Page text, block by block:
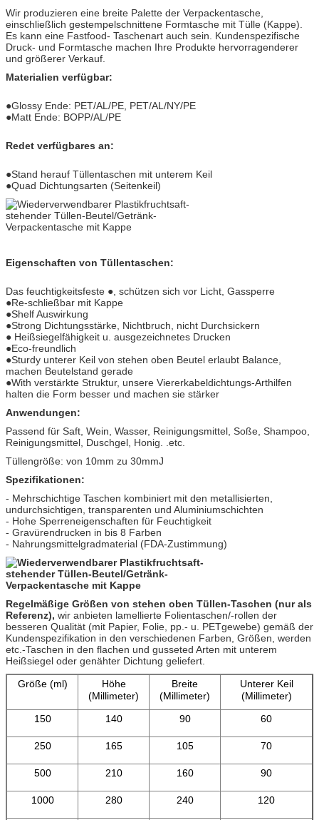
Wir produzieren eine breite Palette der Verpackentasche,
einschließlich gestempelschnittene Formtasche mit Tülle (Kappe).
Es kann eine Fastfood- Taschenart auch sein. Kundenspezifische
Druck- und Formtasche machen Ihre Produkte hervorragenderer
und größerer Verkauf.
Materialien verfügbar:
●Glossy Ende: PET/AL/PE, PET/AL/NY/PE
●Matt Ende: BOPP/AL/PE
Redet verfügbares an:
●Stand herauf Tüllentaschen mit unterem Keil
●Quad Dichtungsarten (Seitenkeil)
Eigenschaften von Tüllentaschen:
Das feuchtigkeitsfeste ●, schützen sich vor Licht, Gassperre
●Re-schließbar mit Kappe
●Shelf Auswirkung
●Strong Dichtungsstärke, Nichtbruch, nicht Durchsickern
● Heißsiegelfähigkeit u. ausgezeichnetes Drucken
●Eco-freundlich
●Sturdy unterer Keil von stehen oben Beutel erlaubt Balance,
machen Beutelstand gerade
●With verstärkte Struktur, unsere Viererkabeldichtungs-Arthilfen
halten die Form besser und machen sie stärker
Anwendungen:
Passend für Saft, Wein, Wasser, Reinigungsmittel, Soße, Shampoo,
Reinigungsmittel, Duschgel, Honig. .etc.
Tüllengröße: von 10mm zu 30mmJ
Spezifikationen:
- Mehrschichtige Taschen kombiniert mit den metallisierten,
undurchsichtigen, transparenten und Aluminiumschichten
- Hohe Sperreneigenschaften für Feuchtigkeit
- Gravürendrucken in bis 8 Farben
- Nahrungsmittelgradmaterial (FDA-Zustimmung)
Regelmäßige Größen von stehen oben Tüllen-Taschen (nur als
Referenz), wir anbieten lamellierte Folientaschen/-rollen der
besseren Qualität (mit Papier, Folie, pp.- u. PETgewebe) gemäß der
Kundenspezifikation in den verschiedenen Farben, Größen, werden
etc.-Taschen in den flachen und gusseted Arten mit unterem
Heißsiegel oder genähter Dichtung geliefert.
Größe (ml)
Höhe
(Millimeter)
Breite
(Millimeter)
Unterer Keil
(Millimeter)
150
140 90 60
250 165 105 70
500 210 160 90
1000 280 240 120